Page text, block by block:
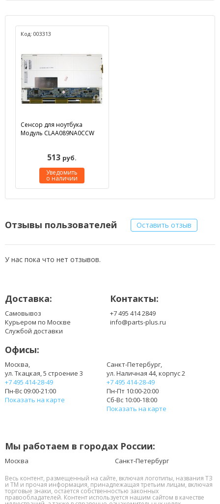
Код: 003313
Сенсор для ноутбука
Модуль CLAA089NA0CCW
513 руб.
Уведомить
о наличии
Отзывы пользователей Оставить отзыв
У нас пока что нет отзывов.
Доставка:
Самовывоз
Курьером по Москве
Службой доставки
Контакты:
+7 495 414 2849
info@parts-plus.ru
Офисы:
Москва,
ул. Ткацкая, 5 строение 3
+7 495 414-28-49
Пн-Вс 09:00-21:00
Показать на карте
Санкт-Петербург,
ул. Наличная 44, корпус 2
+7 495 414-28-49
Пн-Пт 10:00-20:00
Сб-Вс 10:00-18:00
Показать на карте
Мы работаем в городах России:
Москва Санкт-Петербург
Весь контент, размещенный на сайте, включая логотипы, названия ТЗ
и ТМ и прочая информация, принадлежащая третьим лицам, включая
торговые знаки, остается собственностью законных
правообладателей. Контент используется нашим сайтом в качестве